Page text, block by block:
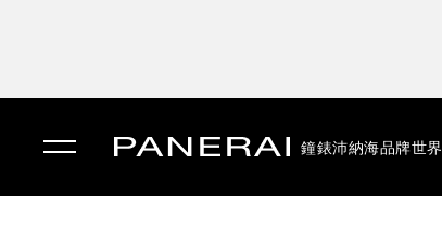
鐘錶沛納海品牌世界